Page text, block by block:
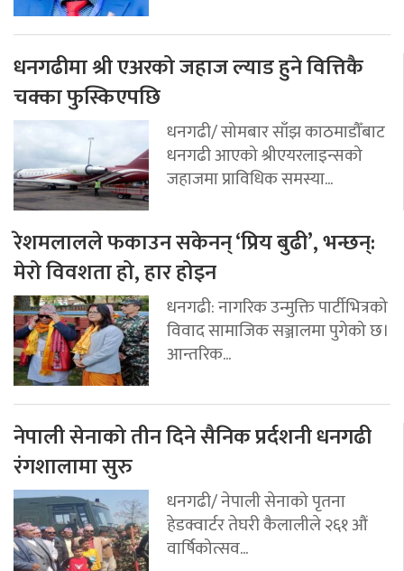
धनगढीमा श्री एअरको जहाज ल्याड हुने वित्तिकै
चक्का फुस्किएपछि
धनगढी/ सोमबार साँझ काठमाडौँबाट
धनगढी आएको श्रीएयरलाइन्सको
जहाजमा प्राविधिक समस्या...
रेशमलालले फकाउन सकेनन् ‘प्रिय बुढी’, भन्छन्:
मेरो विवशता हो, हार होइन
धनगढी: नागरिक उन्मुक्ति पार्टीभित्रको
विवाद सामाजिक सञ्जालमा पुगेको छ।
आन्तरिक...
नेपाली सेनाको तीन दिने सैनिक प्रर्दशनी धनगढी
रंगशालामा सुरु
धनगढी/ नेपाली सेनाको पृतना
हेडक्वार्टर तेघरी कैलालीले २६१ औं
वार्षिकोत्सव...